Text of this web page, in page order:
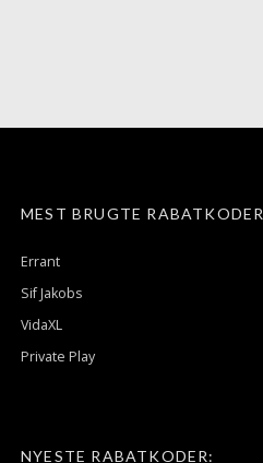
MEST BRUGTE RABATKODER
Errant
Sif Jakobs
VidaXL
Private Play
NYESTE RABATKODER: